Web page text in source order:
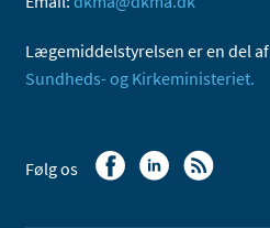
Lægemiddelstyrelsen er en del af
Sundheds- og Kirkeministeriet.
Følg os